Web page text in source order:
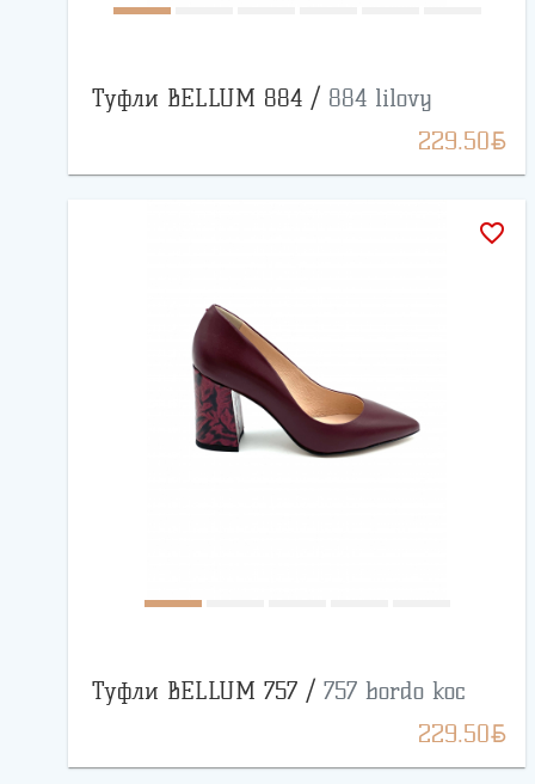
Туфли BELLUM 884 / 884 lilovy
229.50BYN
favorite_border
Туфли BELLUM 757 / 757 bordo koc
229.50BYN